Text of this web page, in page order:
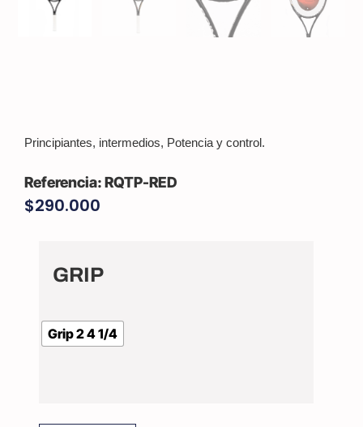
Principiantes, intermedios, Potencia y control.
RQTP-RED
$290.000
GRIP
Grip 2 4 1/4